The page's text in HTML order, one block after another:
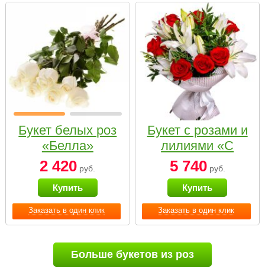
Заказать в один клик
Букет белых роз
«Белла»
2 420 руб.
Купить
Заказать в один клик
Букет с розами и
лилиями «С
наилучшими
пожеланиями»
5 740руб.
Купить
Больше букетов из роз